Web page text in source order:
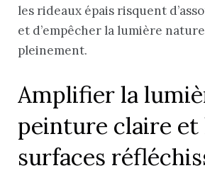
les rideaux épais risquent
et d’empêcher la lumière
pleinement.
Amplifier la
peinture claire et
surfaces